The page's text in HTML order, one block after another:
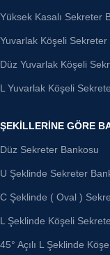
Yüksek Kasalı Sekreter
Yuvarlak Köşeli Sekreter
Düz Yuvarlak Köşeli
L Yuvarlak Köşeli
ŞEKILLERINE GÖRE
Düz Sekreter Bankosu
U Şeklinde Sekreter
C Şeklinde ( Oval )
L Şeklinde Köşeli
45° Açılı L Şeklinde